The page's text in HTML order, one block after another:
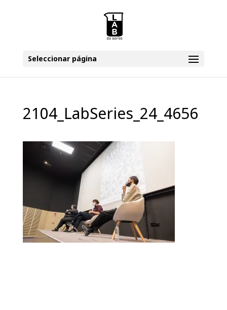
Seleccionar página
2104_LabSeries_24_4656